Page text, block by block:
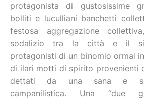
protagonista di gustosissime
bolliti e luculliani banchetti
festosa aggregazione
sodalizio tra la città e il
protagonisti di un binomio ormai
di ilari motti di spirito provenienti
dettati da una sana e
campanilistica. Una “due